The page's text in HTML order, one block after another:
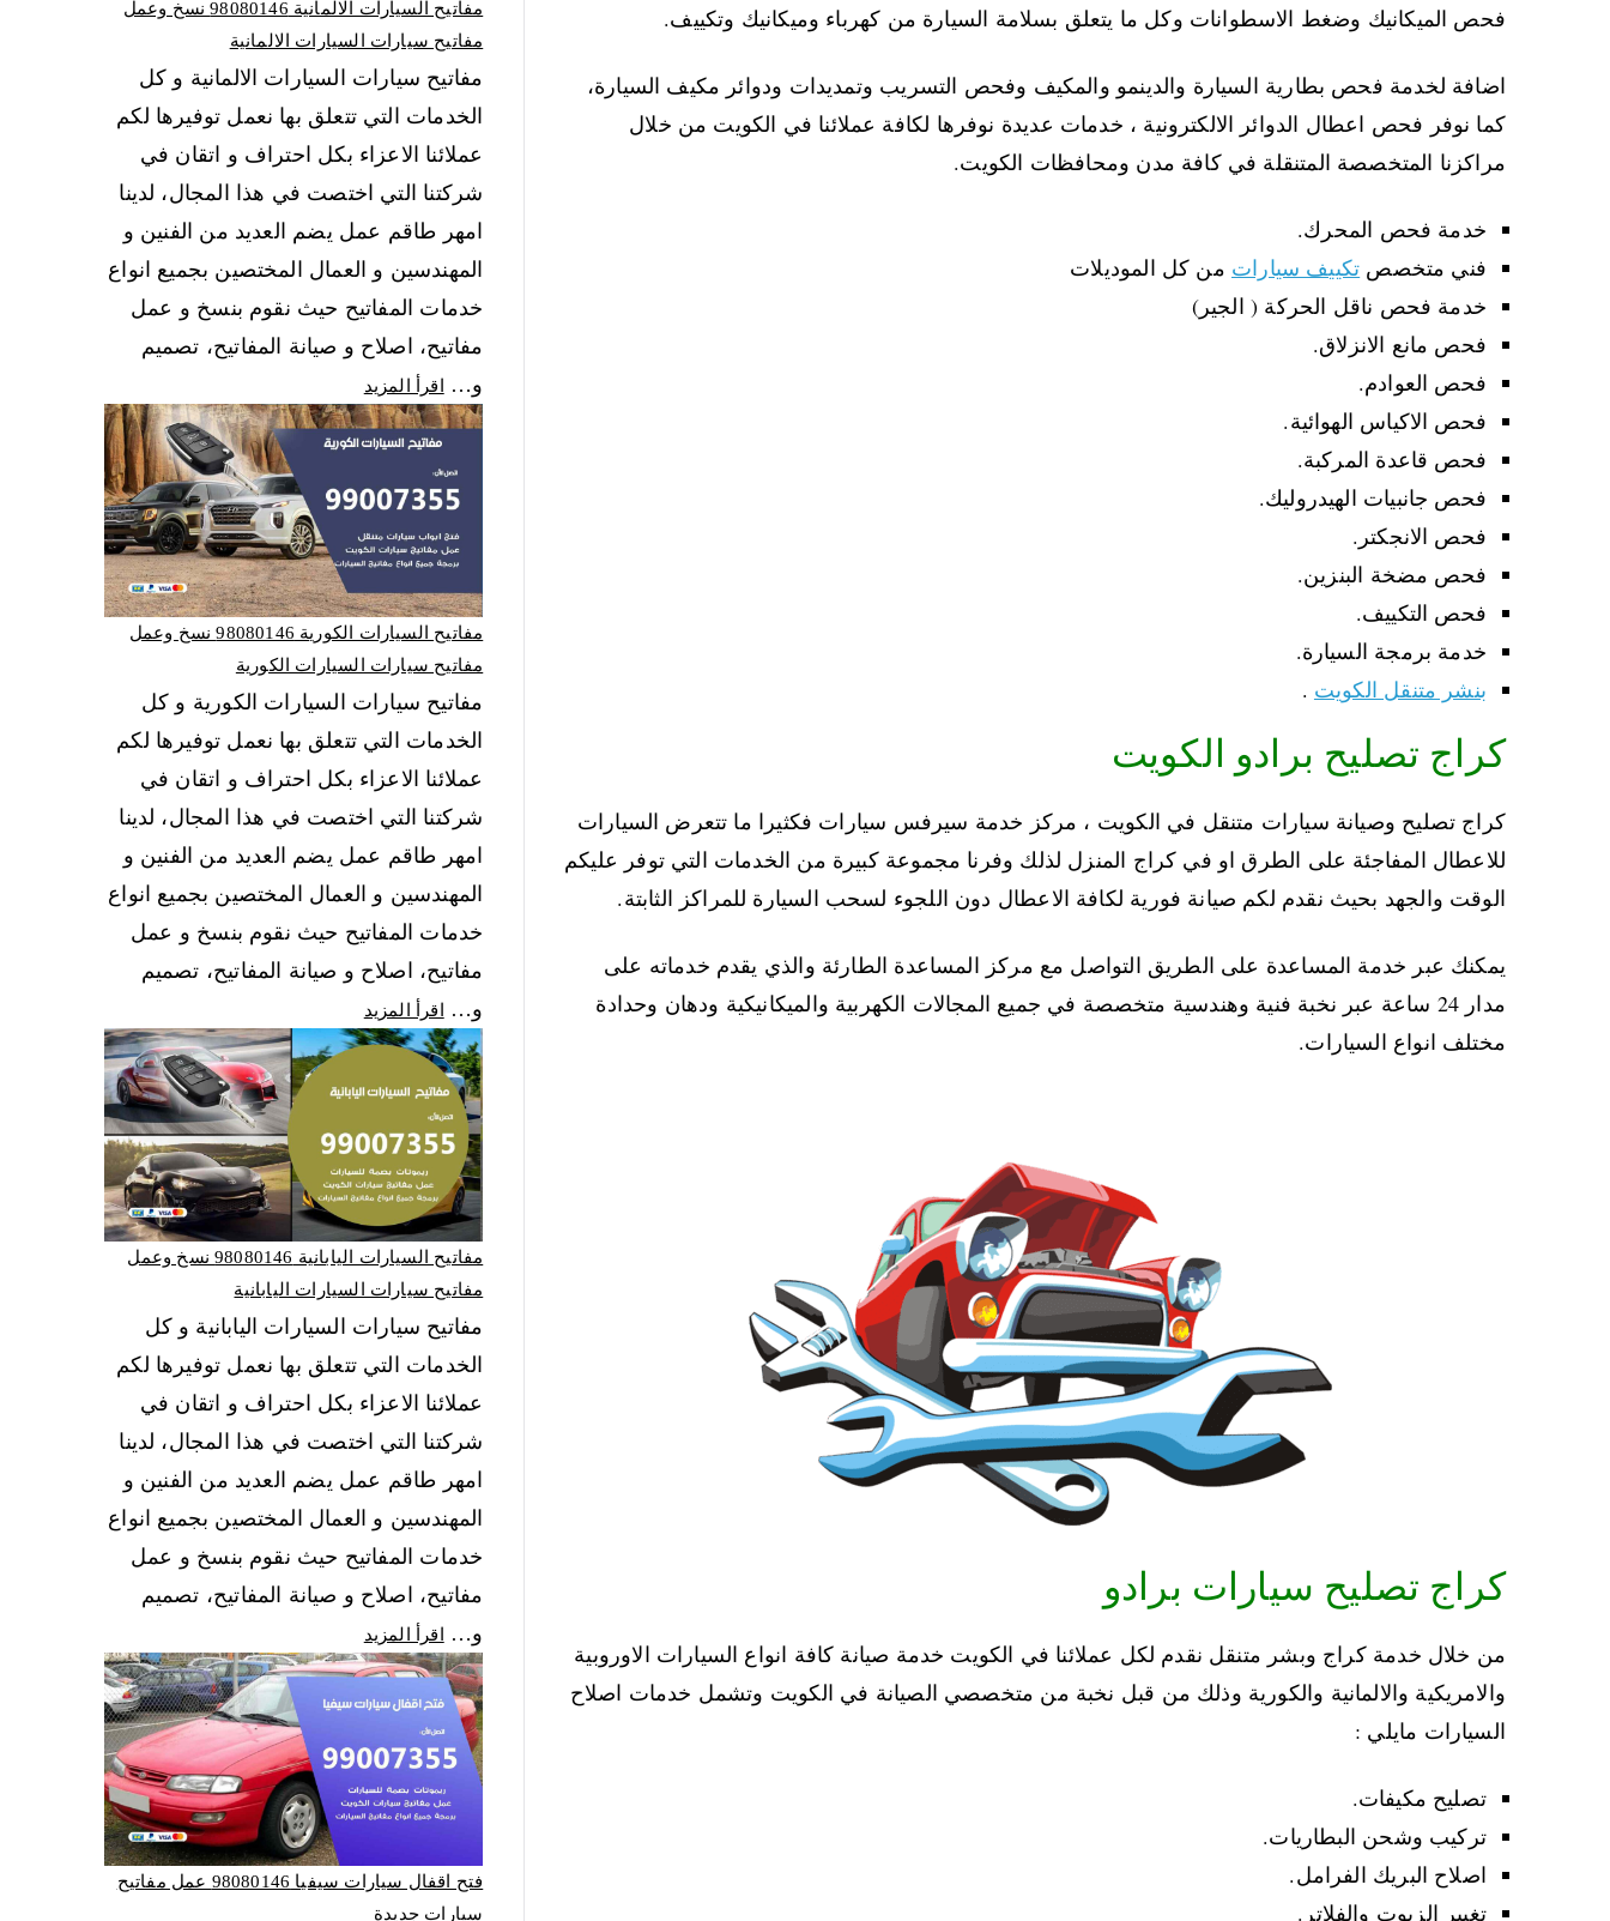
فحص الميكانيك وضغط الاسطوانات وكل ما يتعلق بسلامة السيارة من كهرباء وميكانيك وتكييف.
اضافة لخدمة فحص بطارية السيارة والدينمو والمكيف وفحص التسريب وتمديدات ودوائر مكيف السيارة،
كما نوفر فحص اعطال الدوائر الالكترونية ، خدمات عديدة نوفرها لكافة عملائنا في الكويت من خلال
مراكزنا المتخصصة المتنقلة في كافة مدن ومحافظات الكويت.
خدمة فحص المحرك.
فني متخصص تكييف سيارات من كل الموديلات
خدمة فحص ناقل الحركة ( الجير)
فحص مانع الانزلاق.
فحص العوادم.
فحص الاكياس الهوائية.
فحص قاعدة المركبة.
فحص جانبيات الهيدروليك.
فحص الانجكتر.
فحص مضخة البنزين.
فحص التكييف.
خدمة برمجة السيارة.
بنشر متنقل الكويت .
كراج تصليح برادو الكويت
كراج تصليح وصيانة سيارات متنقل في الكويت ، مركز خدمة سيرفس سيارات فكثيرا ما تتعرض السيارات
للاعطال المفاجئة على الطرق او في كراج المنزل لذلك وفرنا مجموعة كبيرة من الخدمات التي توفر عليكم
الوقت والجهد بحيث نقدم لكم صيانة فورية لكافة الاعطال دون اللجوء لسحب السيارة للمراكز الثابتة.
يمكنك عبر خدمة المساعدة على الطريق التواصل مع مركز المساعدة الطارئة والذي يقدم خدماته على
مدار 24 ساعة عبر نخبة فنية وهندسية متخصصة في جميع المجالات الكهربية والميكانيكية ودهان وحدادة
مختلف انواع السيارات.
كراج تصليح سيارات برادو
من خلال خدمة كراج وبشر متنقل نقدم لكل عملائنا في الكويت خدمة صيانة كافة انواع السيارات الاوروبية
والامريكية والالمانية والكورية وذلك من قبل نخبة من متخصصي الصيانة في الكويت وتشمل خدمات اصلاح
السيارات مايلي :
تصليح مكيفات.
تركيب وشحن البطاريات.
اصلاح البريك الفرامل.
تغيير الزيوت والفلاتر.
مفاتيح السيارات الالمانية 98080146‬ نسخ وعمل
مفاتيح سيارات السيارات الالمانية
مفاتيح سيارات السيارات الالمانية و كل
الخدمات التي تتعلق بها نعمل توفيرها لكم
عملائنا الاعزاء بكل احتراف و اتقان في
شركتنا التي اختصت في هذا المجال، لدينا
امهر طاقم عمل يضم العديد من الفنين و
المهندسين و العمال المختصين بجميع انواع
خدمات المفاتيح حيث نقوم بنسخ و عمل
مفاتيح، اصلاح و صيانة المفاتيح، تصميم
و…
اقرأ المزيد
مفاتيح السيارات الكورية 98080146‬ نسخ وعمل
مفاتيح سيارات السيارات الكورية
مفاتيح سيارات السيارات الكورية و كل
الخدمات التي تتعلق بها نعمل توفيرها لكم
عملائنا الاعزاء بكل احتراف و اتقان في
شركتنا التي اختصت في هذا المجال، لدينا
امهر طاقم عمل يضم العديد من الفنين و
المهندسين و العمال المختصين بجميع انواع
خدمات المفاتيح حيث نقوم بنسخ و عمل
مفاتيح، اصلاح و صيانة المفاتيح، تصميم
و…
اقرأ المزيد
مفاتيح السيارات اليابانية 98080146‬ نسخ وعمل
مفاتيح سيارات السيارات اليابانية
مفاتيح سيارات السيارات اليابانية و كل
الخدمات التي تتعلق بها نعمل توفيرها لكم
عملائنا الاعزاء بكل احتراف و اتقان في
شركتنا التي اختصت في هذا المجال، لدينا
امهر طاقم عمل يضم العديد من الفنين و
المهندسين و العمال المختصين بجميع انواع
خدمات المفاتيح حيث نقوم بنسخ و عمل
مفاتيح، اصلاح و صيانة المفاتيح، تصميم
و…
اقرأ المزيد
فتح اقفال سيارات سيفيا 98080146‬ عمل مفاتيح
سيارات جديدة